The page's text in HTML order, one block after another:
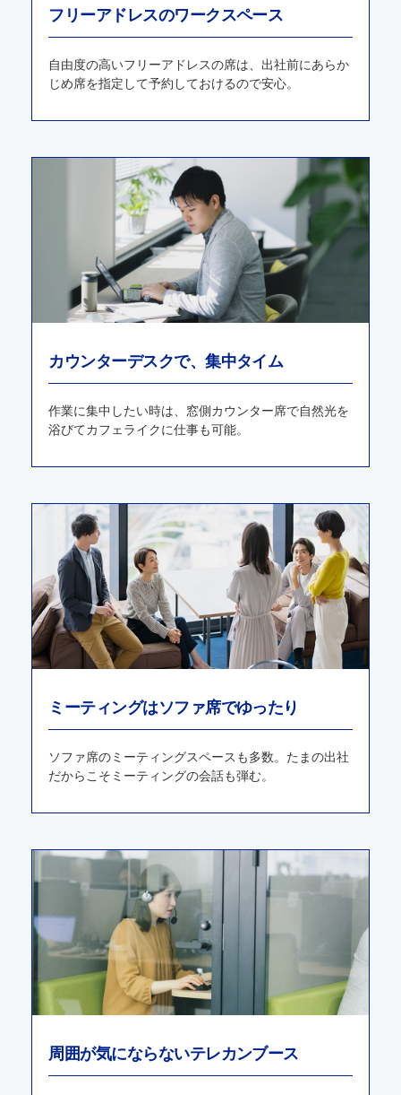
フリーアドレスのワークスペース
⾃由度の⾼いフリーアドレスの席は、出社前にあらか
じめ席を指定して予約しておけるので安⼼。
カウンターデスクで、集中タイム
作業に集中したい時は、窓側カウンター席で⾃然光を
浴びてカフェライクに仕事も可能。
ミーティングはソファ席でゆったり
ソファ席のミーティングスペースも多数。たまの出社
だからこそミーティングの会話も弾む。
周囲が気にならないテレカンブース